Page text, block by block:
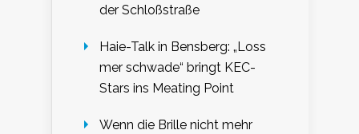
der Schloßstraße
Haie-Talk in Bensberg: „Loss
mer schwade“ bringt KEC-
Stars ins Meating Point
Wenn die Brille nicht mehr